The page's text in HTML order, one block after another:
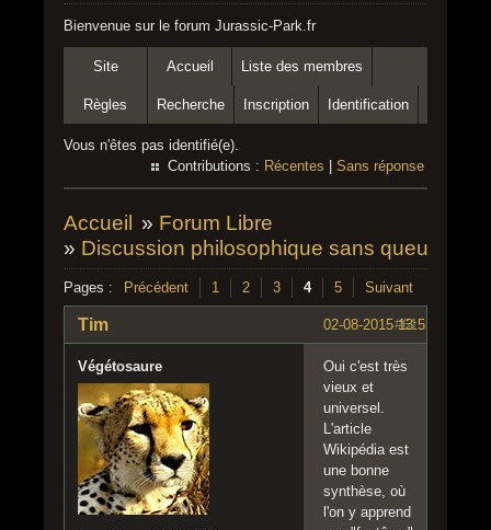
Bienvenue sur le forum Jurassic-Park.fr
Site Accueil Liste des membres
Règles Recherche Inscription Identification
Vous n'êtes pas identifié(e).
Contributions : Récentes Sans réponse
Accueil » Forum Libre
» Discussion philosophique sans queue ni
Pages : Précédent 1 2 3 4 5 Suivant
#61
02-08-2015 13:55:13
Tim
Végétosaure
Oui c'est très
vieux et
universel.
L'article
Wikipédia est
une bonne
synthèse, où
l'on y apprend